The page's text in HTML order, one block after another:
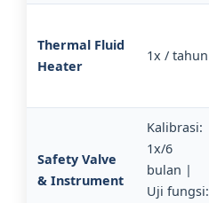
Thermal Fluid
Heater
1x / tahun
Safety Valve
& Instrument
Kalibrasi:
1x/6
bulan |
Uji fungsi: